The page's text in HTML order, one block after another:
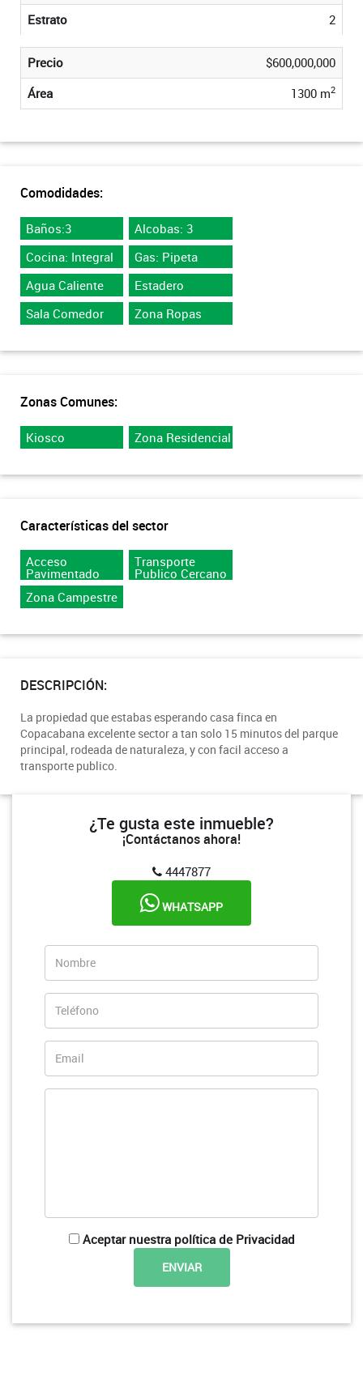
Estrato 2
Precio
$600,000,000
Área
1300 m2
Comodidades:
Baños:3
Alcobas: 3
Cocina: Integral
Gas: Pipeta
Agua Caliente
Estadero
Sala Comedor
Zona Ropas
Zonas Comunes:
Kiosco Zona Residencial
Características del sector
Acceso
Pavimentado
Transporte
Publico Cercano
Zona Campestre
DESCRIPCIÓN:
La propiedad que estabas esperando casa finca en
Copacabana excelente sector a tan solo 15 minutos del parque
principal, rodeada de naturaleza, y con facil acceso a
transporte publico.
¿Te gusta este inmueble?
¡Contáctanos ahora!
4447877
WHATSAPP
Aceptar nuestra política de Privacidad